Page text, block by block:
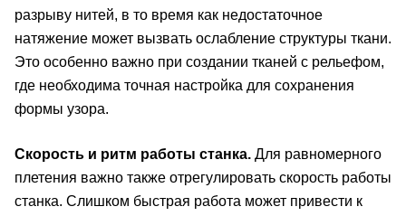
разрыву нитей, в то время как недостаточное
натяжение может вызвать ослабление структуры ткани.
Это особенно важно при создании тканей с рельефом,
где необходима точная настройка для сохранения
формы узора.
Скорость и ритм работы станка. Для равномерного
плетения важно также отрегулировать скорость работы
станка. Слишком быстрая работа может привести к